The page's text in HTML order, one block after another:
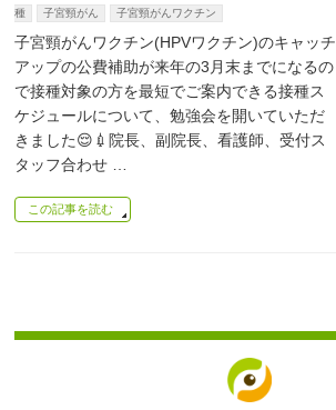
種
子宮頸がん 子宮頸がんワクチン
子宮頸がんワクチン(HPVワクチン)のキャッチ
アップの公費補助が来年の3月末までになるの
で接種対象の方を最短でご案内できる接種ス
ケジュールについて、勉強会を開いていただ
きました😌💉院長、副院長、看護師、受付ス
タッフ合わせ …
この記事を読む